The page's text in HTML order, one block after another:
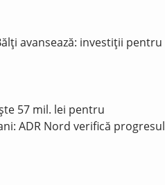
avansează: investiții pentru
57 mil. lei pentru
ADR Nord verifică progresul